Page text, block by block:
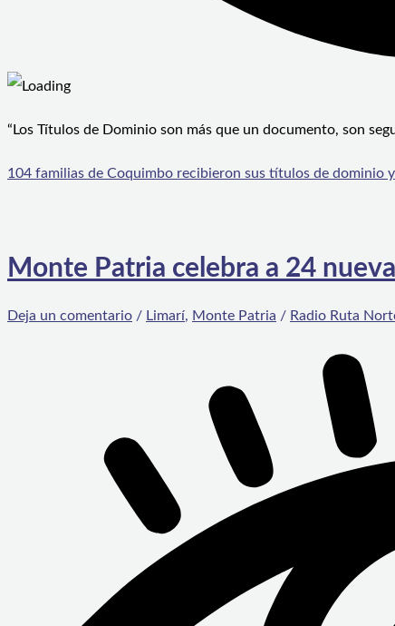
“Los Títulos de Dominio son más que un documento, son
104 familias de Coquimbo recibieron sus títulos de dominio
Monte Patria celebra a 24
Deja un comentario / Limarí, Monte Patria / Radio Ruta